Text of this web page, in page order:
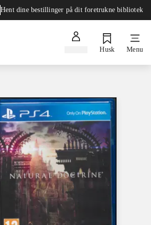
Hent dine bestillinger på dit foretrukne bibliotek
Husk Menu